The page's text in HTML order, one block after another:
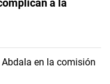
a la